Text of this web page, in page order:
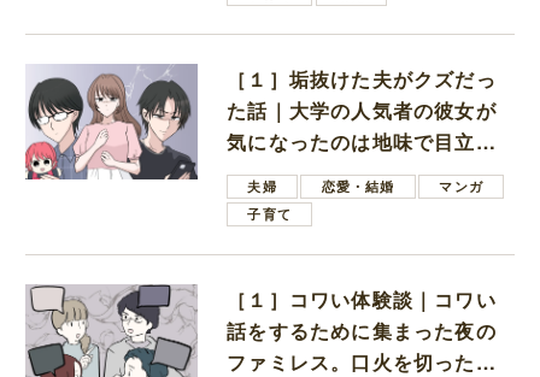
［１］垢抜けた夫がクズだっ
た話｜大学の人気者の彼女が
気になったのは地味で目立た
ない男子学生
夫婦 恋愛・結婚
マンガ
子育て
［１］コワい体験談｜コワい
話をするために集まった夜の
ファミレス。口火を切ったの